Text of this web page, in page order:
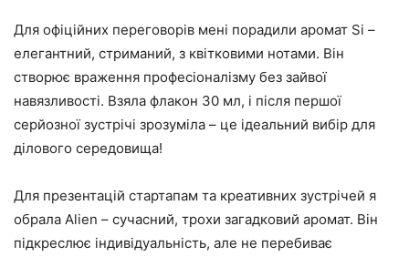
Для офіційних переговорів мені порадили аромат Si –
елегантний, стриманий, з квітковими нотами. Він
створює враження професіоналізму без зайвої
навязливості. Взяла флакон 30 мл, і після першої
серйозної зустрічі зрозуміла – це ідеальний вибір для
ділового середовища!
Для презентацій стартапам та креативних зустрічей я
обрала Alien – сучасний, трохи загадковий аромат. Він
підкреслює індивідуальність, але не перебиває